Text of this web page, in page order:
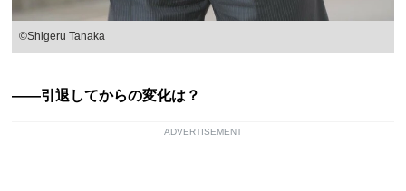
©Shigeru Tanaka
――引退してからの変化は？
ADVERTISEMENT